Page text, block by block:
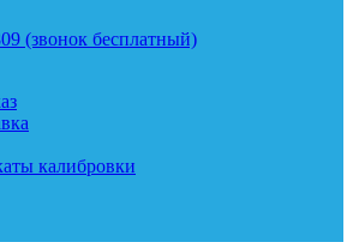
(звонок бесплатный)
калибровки